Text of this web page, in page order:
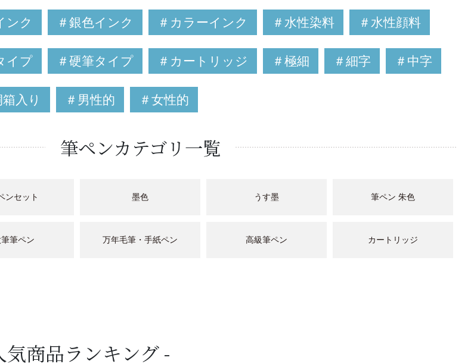
ンク ＃銀色インク ＃カラーインク ＃水性染料 ＃水性顔料
イプ ＃硬筆タイプ ＃カートリッジ ＃極細 ＃細字 ＃中字
箱入り ＃男性的 ＃女性的
筆ペンカテゴリ一覧
ンセット 墨色 うす墨 筆ペン 朱色
筆筆ペン 万年毛筆・手紙ペン 高級筆ペン カートリッジ
気商品ランキング